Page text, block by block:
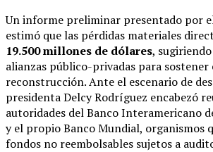
Un informe preliminar presentado por
estimó que las pérdidas materiales
19.500 millones de dólares,
alianzas público-privadas para sostener
reconstrucción. Ante el escenario de
presidenta Delcy Rodríguez encabezó
autoridades del Banco Interamericano
y el propio Banco Mundial, organismos
fondos no reembolsables sujetos a